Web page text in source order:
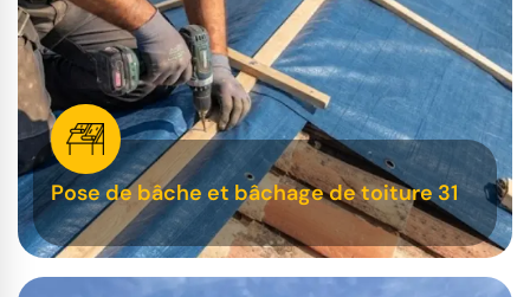
Pose de bâche et bâchage de toiture 31